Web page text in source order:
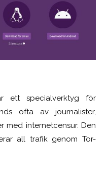
ett specialverktyg för
ofta av journalister,
med internetcensur. Den
all trafik genom Tor-